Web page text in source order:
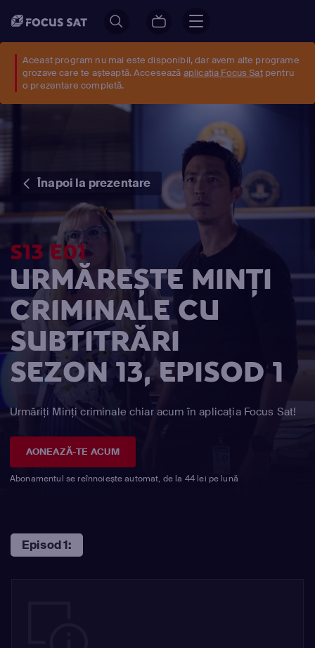
Aceast program nu mai este disponibil, dar avem alte programe
grozave care te așteaptă. Accesează aplicația Focus Satpentru
o prezentare completă.
Înapoi la prezentare
S13 E01
URMĂREȘTE MINŢI
CRIMINALE CU
SUBTITRĂRI
SEZON 13, EPISOD 1
Urmăriți Minţi criminale chiar acum în aplicația Focus Sat!
AONEAZĂ-TE ACUM
Abonamentul se reînnoiește automat, de la 44 lei pe lună
Episod 1: